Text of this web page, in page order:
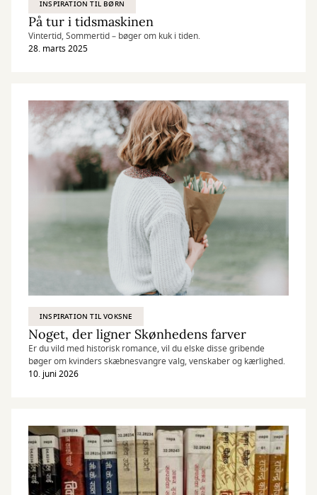
INSPIRATION TIL BØRN
På tur i tidsmaskinen
Vintertid, Sommertid – bøger om kuk i tiden.
28. marts 2025
INSPIRATION TIL VOKSNE
Noget, der ligner Skønhedens farver
Er du vild med historisk romance, vil du elske disse gribende
bøger om kvinders skæbnesvangre valg, venskaber og kærlighed.
10. juni 2026